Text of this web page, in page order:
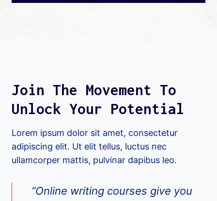
Join The Movement To
Unlock Your Potential
Lorem ipsum dolor sit amet, consectetur
adipiscing elit. Ut elit tellus, luctus nec
ullamcorper mattis, pulvinar dapibus leo.
“Online writing courses give you